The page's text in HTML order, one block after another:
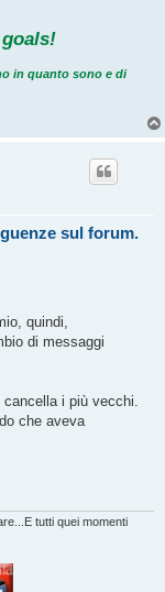
in quanto sono e di
sul forum.
quindi,
di messaggi
i più vecchi.
che aveva
tutti quei momenti